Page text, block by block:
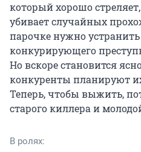
который хорошо
убивает случайных
парочке нужно
конкурирующего
Но вскоре становится
конкуренты планируют
Теперь, чтобы выжить,
старого киллера и
В ролях: